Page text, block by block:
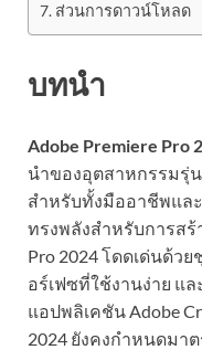
ส่วนการดาวน์โหลด
บทนำ
Adobe Premiere Pro
นำของอุตสาหกรรมรุ่
สำหรับทั้งมืออาชีพแล
ทรงพลังสำหรับการสร้
Pro 2024 โดดเด่นด้ว
อร์เฟซที่ใช้งานง่าย แ
แอปพลิเคชัน Adobe
2024 ยังคงกำหนดมา